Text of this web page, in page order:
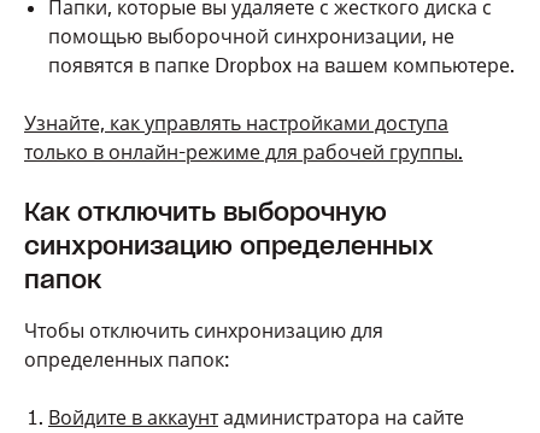
Папки, которые вы удаляете с жесткого диска с
помощью выборочной синхронизации, не
появятся в папке Dropbox на вашем компьютере.
Узнайте, как управлять настройками доступа
только в онлайн-режиме для рабочей группы.
Как отключить выборочную
синхронизацию определенных
папок
Чтобы отключить синхронизацию для
определенных папок:
Войдите в аккаунтадминистратора на сайте